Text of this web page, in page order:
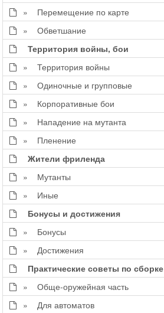
» Перемещение по карте
» Обветшание
Территория войны, бои
» Территория войны
» Одиночные и групповые
» Корпоративные бои
» Нападение на мутанта
» Пленение
Жители фриленда
» Мутанты
» Иные
Бонусы и достижения
» Бонусы
» Достижения
Практические советы по сборке
» Обще-оружейная часть
» Для автоматов